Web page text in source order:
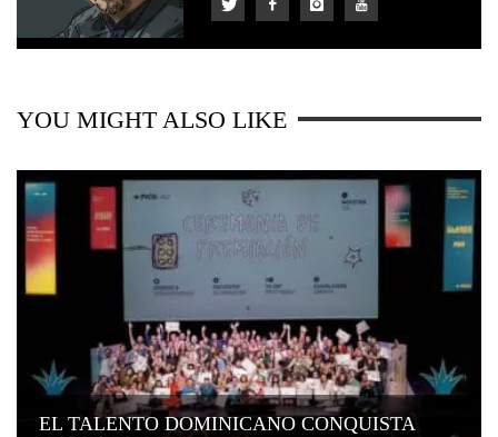
YOU MIGHT ALSO LIKE
EL TALENTO DOMINICANO CONQUISTA